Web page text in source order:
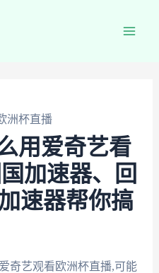
洲杯直播
用爱奇艺看
加速器、回
速器帮你搞
奇艺观看欧洲杯直播,可能